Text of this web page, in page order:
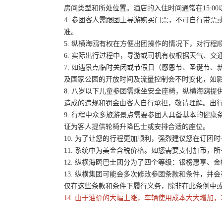
房间类型和所处位置。酒店的入住时间通常在15:00
4. 参团客人需跟团上导游购买门票，不可自行带票
准。
5. 纵横海鸥有权在方便出团操作的情况下，对行
6. 实际出行过程中，导游或司机有权根据天气、
7. 如遇景点临时关闭或节假日（感恩节、圣诞节
及国家公园的开放时间及流量控制会不时变化，如
8. 八岁以下儿童参团需乘坐安全座椅，纵横海鸥提
造成的违规和罚金由客人自行承担，敬请理解。出
9. 行程中众多旅游景点需要参团人具备基本的健
证为客人提供轮椅升降巴士或安排合适的座位。
10. 为了让您的行程更加顺利，强烈建议您在订团
11. 系统中为美金含税价格。如您需要支付加币，
12. 纵横海鸥巴士团分为了四个等级：银榜惠享、
13. 纵横集团可能会多次修改参团条款和条件，并
仅在这些条款和条件下履行义务，除非在此条例中
14. 由于油价的大幅上涨，车辆使用成本大大增加